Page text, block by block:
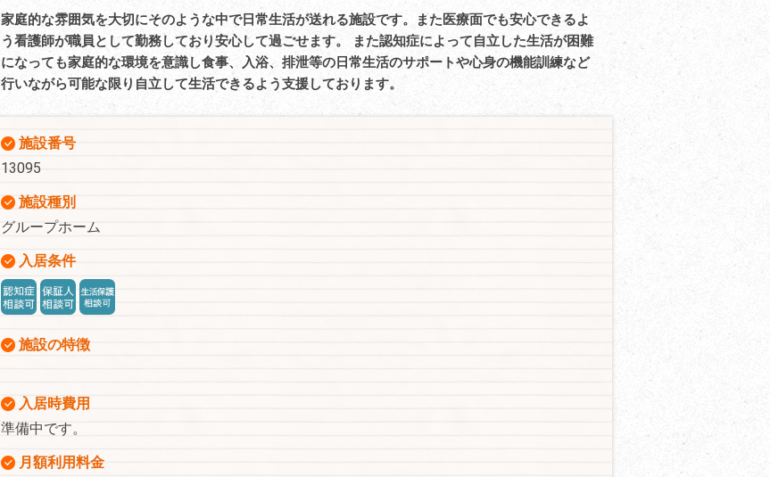
家庭的な雰囲気を大切にそのような中で日常生活が送れる施設です。また医療面でも安心できるよ
う看護師が職員として勤務しており安心して過ごせます。 また認知症によって自立した生活が困難
になっても家庭的な環境を意識し食事、入浴、排泄等の日常生活のサポートや心身の機能訓練など
行いながら可能な限り自立して生活できるよう支援しております。
施設番号
13095
施設種別
グループホーム
入居条件
施設の特徴
入居時費用
準備中です。
月額利用料金